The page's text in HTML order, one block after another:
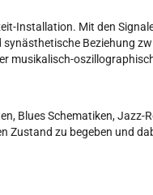
Installation. Mit den
Beziehung
Blues Schematiken, Jazz-
Zustand zu begeben und